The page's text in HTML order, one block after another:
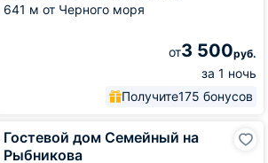
641 м от Черного моря
от3 500руб.
за 1 ночь
Получите175 бонусов
Гостевой дом Семейный на
Рыбникова